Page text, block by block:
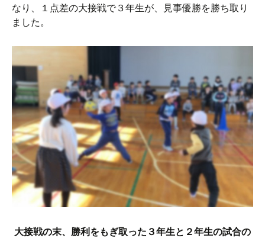
なり、１点差の大接戦で３年生が、見事優勝を勝ち取り
ました。
大接戦の末、勝利をもぎ取った３年生と２年生の試合の